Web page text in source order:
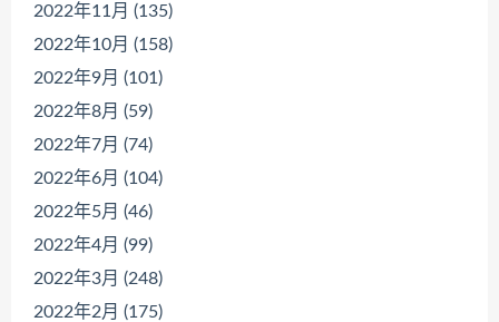
2022年11月 (135)
2022年10月 (158)
2022年9月 (101)
2022年8月 (59)
2022年7月 (74)
2022年6月 (104)
2022年5月 (46)
2022年4月 (99)
2022年3月 (248)
2022年2月 (175)